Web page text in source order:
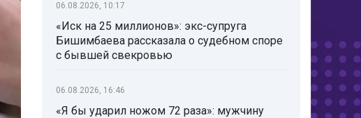
06.08.2026, 10:17
«Иск на 25 миллионов»: экс-супруга
Бишимбаева рассказала о судебном споре
с бывшей свекровью
06.08.2026, 16:46
«Я бы ударил ножом 72 раза»: мужчину